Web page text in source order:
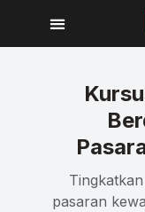
pasaran